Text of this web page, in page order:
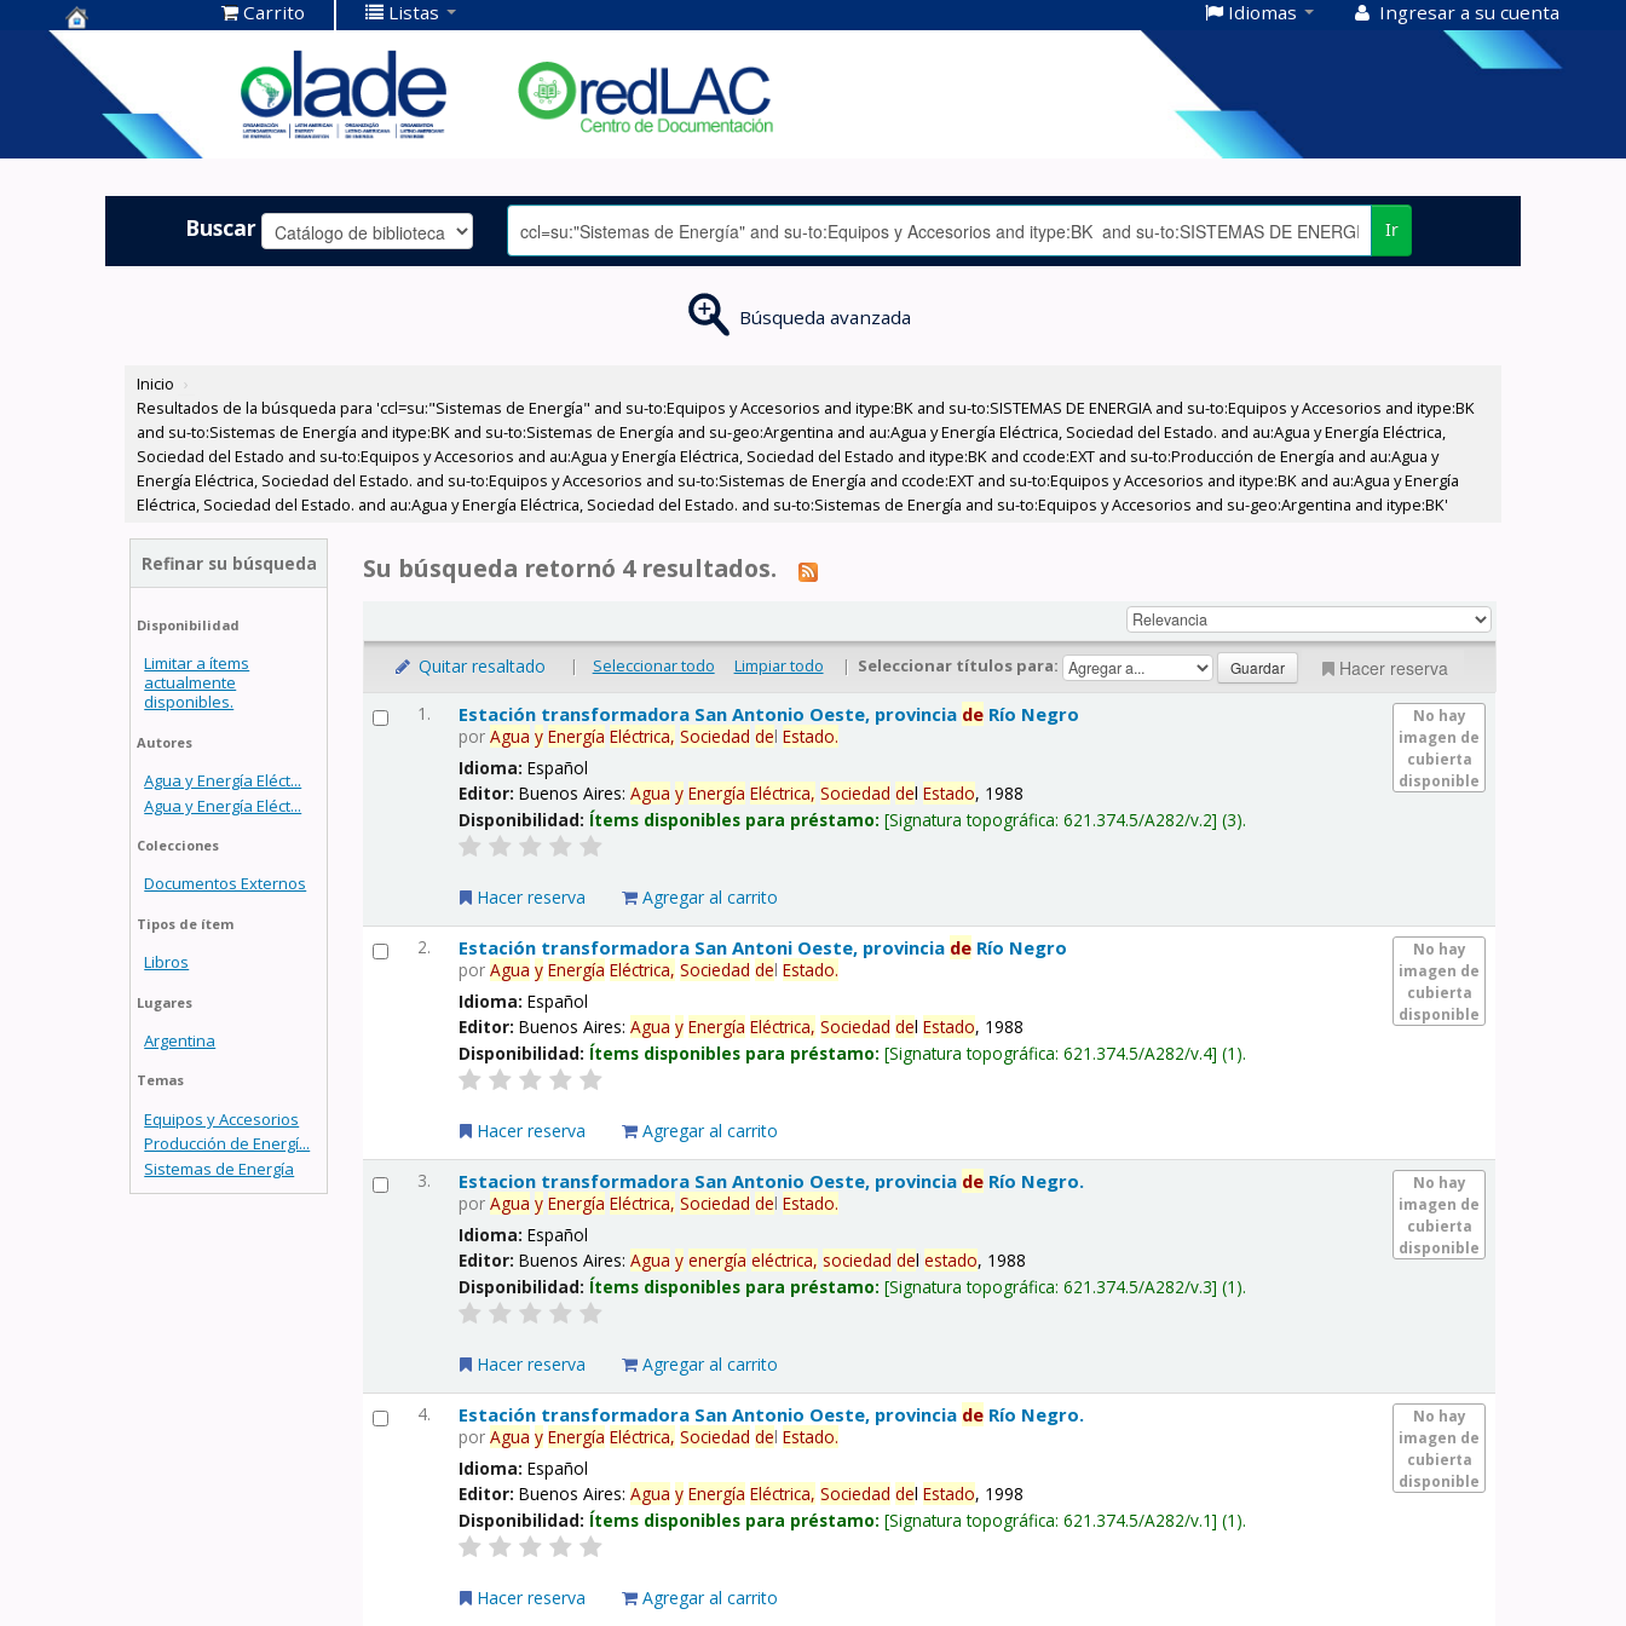
Centro de
Documentación
OLADE -
Carrito Listas Idiomas Ingresar a su cuenta
Buscar Ir
Búsqueda avanzada
Inicio ›
Resultados de la búsqueda para 'ccl=su:"Sistemas de Energía" and su-to:Equipos y Accesorios and itype:BK and su-to:SISTEMAS DE ENERGIA and su-to:Equipos y Accesorios and itype:BK
and su-to:Sistemas de Energía and itype:BK and su-to:Sistemas de Energía and su-geo:Argentina and au:Agua y Energía Eléctrica, Sociedad del Estado. and au:Agua y Energía Eléctrica,
Sociedad del Estado and su-to:Equipos y Accesorios and au:Agua y Energía Eléctrica, Sociedad del Estado and itype:BK and ccode:EXT and su-to:Producción de Energía and au:Agua y
Energía Eléctrica, Sociedad del Estado. and su-to:Equipos y Accesorios and su-to:Sistemas de Energía and ccode:EXT and su-to:Equipos y Accesorios and itype:BK and au:Agua y Energía
Eléctrica, Sociedad del Estado. and au:Agua y Energía Eléctrica, Sociedad del Estado. and su-to:Sistemas de Energía and su-to:Equipos y Accesorios and su-geo:Argentina and itype:BK'
Refinar su búsqueda
Disponibilidad
Limitar a ítems
actualmente
disponibles.
Autores
Agua y Energía Eléct...
Agua y Energía Eléct...
Colecciones
Documentos Externos
Tipos de ítem
Libros
Lugares
Argentina
Temas
Equipos y Accesorios
Producción de Energí...
Sistemas de Energía
Su búsqueda retornó 4 resultados.
Quitar resaltado | Seleccionar todo Limpiar todo | Seleccionar títulos para: Hacer reserva
1.
No hay
imagen de
cubierta
disponible
Estación transformadora San Antonio Oeste, provincia de Río Negro
porAgua y Energía Eléctrica, Sociedad delEstado.
Idioma:Español
Editor:Buenos Aires:Agua y Energía Eléctrica, Sociedad delEstado, 1988
Disponibilidad: Ítems disponibles para préstamo: Signatura topográfica:621.374.5/A282/v.2 (3).
Hacer reserva Agregar al carrito
2.
No hay
imagen de
cubierta
disponible
Estación transformadora San Antoni Oeste, provincia de Río Negro
porAgua y Energía Eléctrica, Sociedad delEstado.
Idioma:Español
Editor:Buenos Aires:Agua y Energía Eléctrica, Sociedad delEstado, 1988
Disponibilidad: Ítems disponibles para préstamo: Signatura topográfica:621.374.5/A282/v.4 (1).
Hacer reserva Agregar al carrito
3.
No hay
imagen de
cubierta
disponible
Estacion transformadora San Antonio Oeste, provincia de Río Negro.
porAgua y Energía Eléctrica, Sociedad delEstado.
Idioma:Español
Editor:Buenos Aires:Agua y energía eléctrica, sociedad delestado, 1988
Disponibilidad: Ítems disponibles para préstamo: Signatura topográfica:621.374.5/A282/v.3 (1).
Hacer reserva Agregar al carrito
4.
No hay
imagen de
cubierta
disponible
Estación transformadora San Antonio Oeste, provincia de Río Negro.
porAgua y Energía Eléctrica, Sociedad delEstado.
Idioma:Español
Editor:Buenos Aires:Agua y Energía Eléctrica, Sociedad delEstado, 1998
Disponibilidad: Ítems disponibles para préstamo: Signatura topográfica:621.374.5/A282/v.1 (1).
Hacer reserva Agregar al carrito